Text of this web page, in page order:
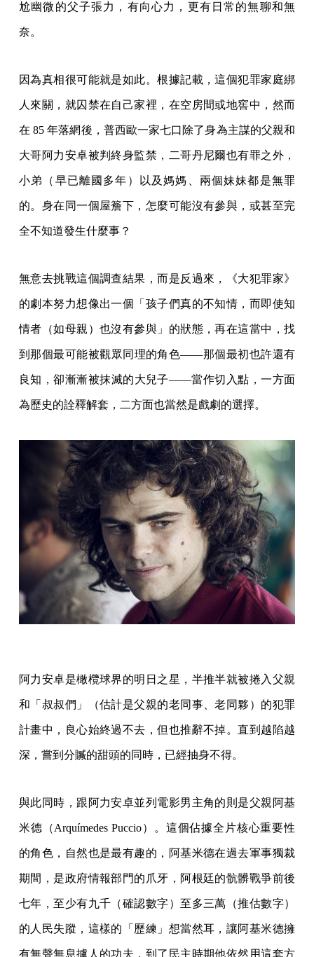
尬幽微的父子張力，有向心力，更有日常的無聊和無
奈。
因為真相很可能就是如此。根據記載，這個犯罪家庭綁
人來關，就囚禁在自己家裡，在空房間或地窖中，然而
在 85 年落網後，普西歐一家七口除了身為主謀的父親和
大哥阿力安卓被判終身監禁，二哥丹尼爾也有罪之外，
小弟（早已離國多年）以及媽媽、兩個妹妹都是無罪
的。身在同一個屋簷下，怎麼可能沒有參與，或甚至完
全不知道發生什麼事？
無意去挑戰這個調查結果，而是反過來，《大犯罪家》
的劇本努力想像出一個「孩子們真的不知情，而即使知
情者（如母親）也沒有參與」的狀態，再在這當中，找
到那個最可能被觀眾同理的角色——那個最初也許還有
良知，卻漸漸被抹滅的大兒子——當作切入點，一方面
為歷史的詮釋解套，二方面也當然是戲劇的選擇。
阿力安卓是橄欖球界的明日之星，半推半就被捲入父親
和「叔叔們」（估計是父親的老同事、老同夥）的犯罪
計畫中，良心始終過不去，但也推辭不掉。直到越陷越
深，嘗到分贓的甜頭的同時，已經抽身不得。
與此同時，跟阿力安卓並列電影男主角的則是父親阿基
米德（Arquímedes Puccio）。這個佔據全片核心重要性
的角色，自然也是最有趣的，阿基米德在過去軍事獨裁
期間，是政府情報部門的爪牙，阿根廷的骯髒戰爭前後
七年，至少有九千（確認數字）至多三萬（推估數字）
的人民失蹤，這樣的「歷練」想當然耳，讓阿基米德擁
有無聲無息擄人的功夫，到了民主時期他依然用這套方